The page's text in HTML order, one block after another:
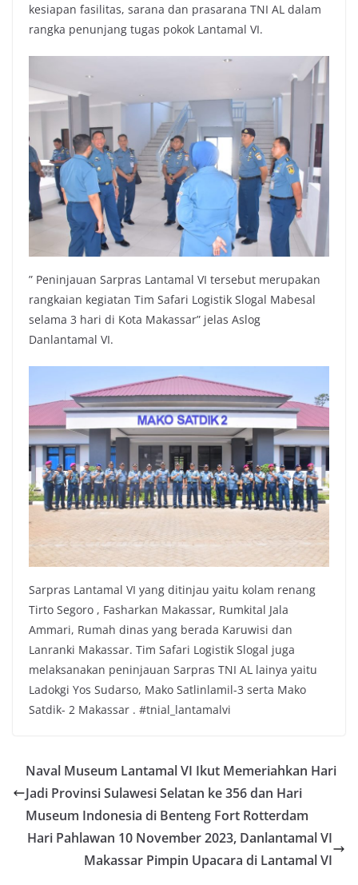
kesiapan fasilitas, sarana dan prasarana TNI AL dalam
rangka penunjang tugas pokok Lantamal VI.
” Peninjauan Sarpras Lantamal VI tersebut merupakan
rangkaian kegiatan Tim Safari Logistik Slogal Mabesal
selama 3 hari di Kota Makassar” jelas Aslog
Danlantamal VI.
Sarpras Lantamal VI yang ditinjau yaitu kolam renang
Tirto Segoro , Fasharkan Makassar, Rumkital Jala
Ammari, Rumah dinas yang berada Karuwisi dan
Lanranki Makassar. Tim Safari Logistik Slogal juga
melaksanakan peninjauan Sarpras TNI AL lainya yaitu
Ladokgi Yos Sudarso, Mako Satlinlamil-3 serta Mako
Satdik- 2 Makassar . #tnial_lantamalvi
Naval Museum Lantamal VI Ikut Memeriahkan Hari
Jadi Provinsi Sulawesi Selatan ke 356 dan Hari
Museum Indonesia di Benteng Fort Rotterdam
Hari Pahlawan 10 November 2023, Danlantamal VI
Makassar Pimpin Upacara di Lantamal VI